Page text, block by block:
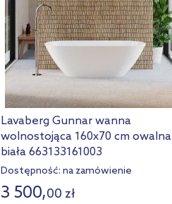
Lavaberg Gunnar wanna
wolnostojąca 160x70 cm owalna
biała 663133161003
Dostępność: na zamówienie
3 500,00 zł